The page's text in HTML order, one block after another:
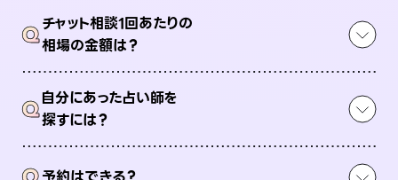
Qチャット相談1回あたりの
相場の金額は？
Q自分にあった占い師を
探すには？